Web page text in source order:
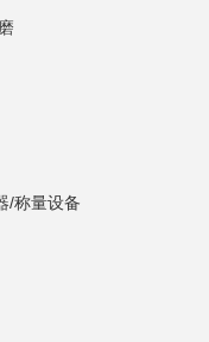
/称量设备